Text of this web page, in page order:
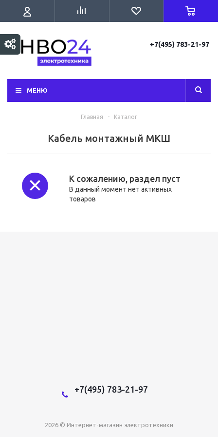
+7(495) 783-21-97
МЕНЮ
Главная - Каталог
Кабель монтажный МКШ
К сожалению, раздел пуст
В данный момент нет активных
товаров
+7(495) 783-21-97
2026 © Интернет-магазин электротехники